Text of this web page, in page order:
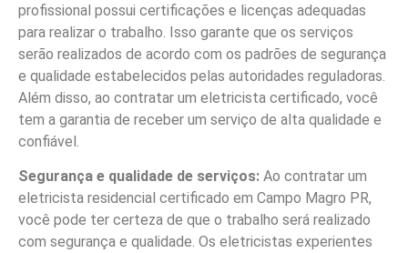
profissional possui certificações e licenças adequadas
para realizar o trabalho. Isso garante que os serviços
serão realizados de acordo com os padrões de segurança
e qualidade estabelecidos pelas autoridades reguladoras.
Além disso, ao contratar um eletricista certificado, você
tem a garantia de receber um serviço de alta qualidade e
confiável.
Segurança e qualidade de serviços: Ao contratar um
eletricista residencial certificado em Campo Magro PR,
você pode ter certeza de que o trabalho será realizado
com segurança e qualidade. Os eletricistas experientes